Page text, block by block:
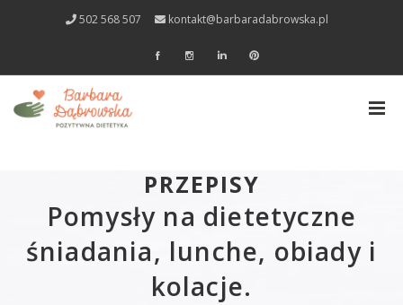
502 568 507 kontakt@barbaradabrowska.pl
PRZEPISY
Pomysły na dietetyczne
śniadania, lunche, obiady i
kolacje.